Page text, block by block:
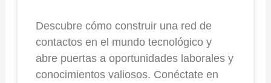
Descubre cómo construir una red de
contactos en el mundo tecnológico y
abre puertas a oportunidades laborales y
conocimientos valiosos. Conéctate en